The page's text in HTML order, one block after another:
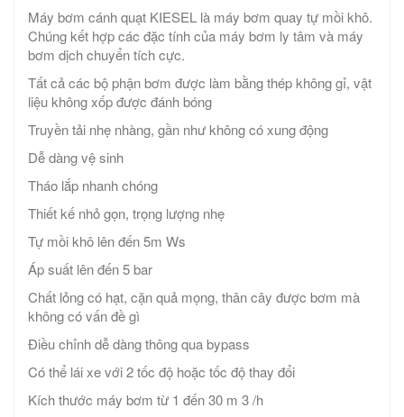
Máy bơm cánh quạt KIESEL là máy bơm quay tự mồi khô.
Chúng kết hợp các đặc tính của máy bơm ly tâm và máy
bơm dịch chuyển tích cực.
Tất cả các bộ phận bơm được làm bằng thép không gỉ, vật
liệu không xốp được đánh bóng
Truyền tải nhẹ nhàng, gần như không có xung động
Dễ dàng vệ sinh
Tháo lắp nhanh chóng
Thiết kế nhỏ gọn, trọng lượng nhẹ
Tự mồi khô lên đến 5m Ws
Áp suất lên đến 5 bar
Chất lỏng có hạt, cặn quả mọng, thân cây được bơm mà
không có vấn đề gì
Điều chỉnh dễ dàng thông qua bypass
Có thể lái xe với 2 tốc độ hoặc tốc độ thay đổi
Kích thước máy bơm từ 1 đến 30 m 3 /h